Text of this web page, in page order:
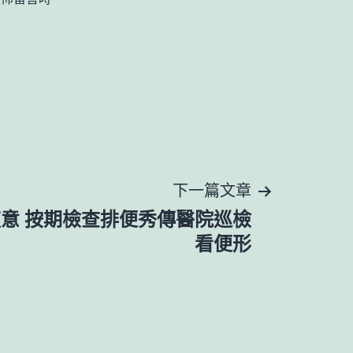
下一篇文章
按期檢查排便秀傳醫院巡檢
看便形